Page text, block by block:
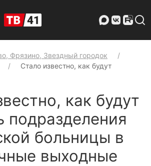
Фрязино, Звездный городок
Стало известно, как будут
как будут
подразделения
больницы в
выходные